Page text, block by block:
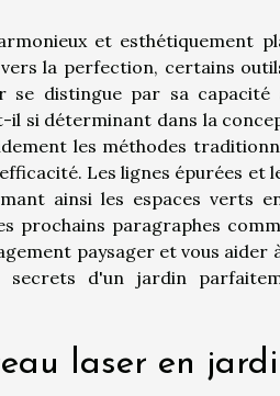
et esthétiquement
la perfection, certains
se distingue par sa
il si déterminant dans la
les méthodes
Les lignes épurées et
ainsi les espaces verts
prochains paragraphes
paysager et vous
secrets d'un jardin
laser en